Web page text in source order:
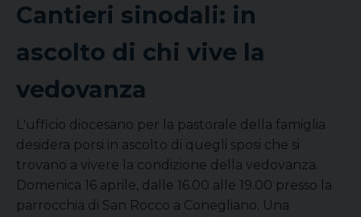
Cantieri sinodali: in
ascolto di chi vive la
vedovanza
L'ufficio diocesano per la pastorale della famiglia
desidera porsi in ascolto di quegli sposi che si
trovano a vivere la condizione della vedovanza.
Domenica 16 aprile, dalle 16.00 alle 19.00 presso la
parrocchia di San Rocco a Conegliano. Una